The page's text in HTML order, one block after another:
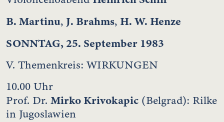
B. Martinu, J. Brahms, H. W. Henze
SONNTAG, 25. September 1983
V. Themenkreis: WIRKUNGEN
10.00 Uhr
Prof. Dr. Mirko Krivokapic (Belgrad): Rilke
in Jugoslawien